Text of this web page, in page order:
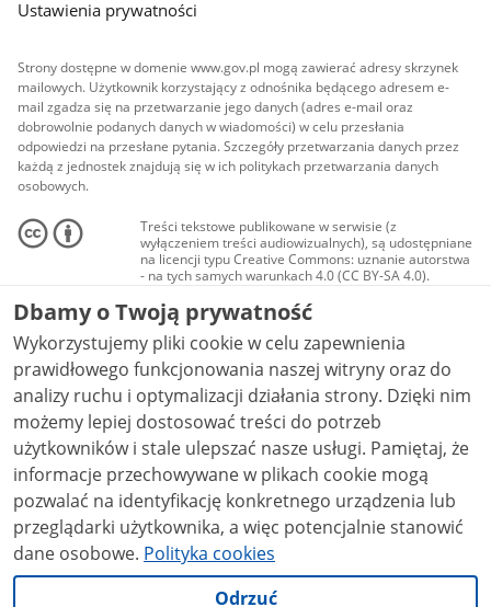
Ustawienia prywatności
Strony dostępne w domenie www.gov.pl mogą zawierać adresy skrzynek
mailowych. Użytkownik korzystający z odnośnika będącego adresem e-
mail zgadza się na przetwarzanie jego danych (adres e-mail oraz
dobrowolnie podanych danych w wiadomości) w celu przesłania
odpowiedzi na przesłane pytania. Szczegóły przetwarzania danych przez
każdą z jednostek znajdują się w ich politykach przetwarzania danych
osobowych.
Treści tekstowe publikowane w serwisie (z
wyłączeniem treści audiowizualnych), są udostępniane
na licencji typu Creative Commons: uznanie autorstwa
- na tych samych warunkach 4.0 (CC BY-SA 4.0).
Materiały audiowizualne, w tym zdjęcia, materiały
audio i wideo, są udostępniane na licencji typu
Creative Commons: uznanie autorstwa użycie
niekomercyjne - bez utworów zależnych 4.0 (CC BY-
NC-ND 4.0), o ile nie jest to stwierdzone inaczej.
Dbamy o Twoją prywatność
Wykorzystujemy pliki cookie w celu zapewnienia
prawidłowego funkcjonowania naszej witryny oraz do
analizy ruchu i optymalizacji działania strony. Dzięki nim
możemy lepiej dostosować treści do potrzeb
użytkowników i stale ulepszać nasze usługi. Pamiętaj, że
informacje przechowywane w plikach cookie mogą
pozwalać na identyfikację konkretnego urządzenia lub
przeglądarki użytkownika, a więc potencjalnie stanowić
dane osobowe. Polityka cookies
Odrzuć